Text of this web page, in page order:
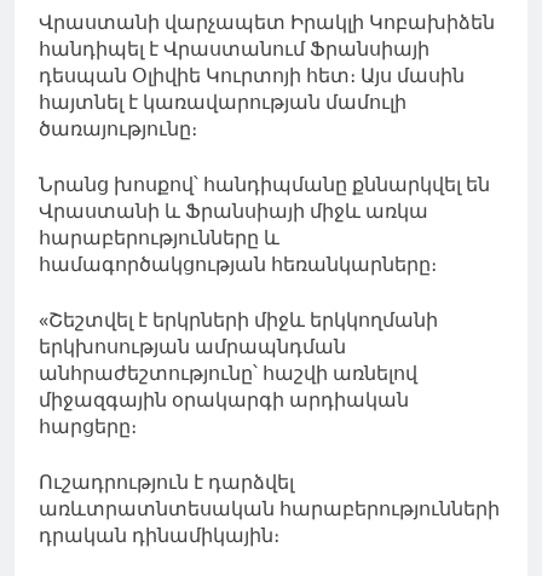
Վրաստանի վարչապետ Իրակլի Կոբախիձեն
հանդիպել է Վրաստանում Ֆրանսիայի
դեսպան Օլիվիե Կուրտոյի հետ։ Այս մասին
հայտնել է կառավարության մամուլի
ծառայությունը։
Նրանց խոսքով՝ հանդիպմանը քննարկվել են
Վրաստանի և Ֆրանսիայի միջև առկա
հարաբերությունները և
համագործակցության հեռանկարները։
«Շեշտվել է երկրների միջև երկկողմանի
երկխոսության ամրապնդման
անհրաժեշտությունը՝ հաշվի առնելով
միջազգային օրակարգի արդիական
հարցերը։
Ուշադրություն է դարձվել
առևտրատնտեսական հարաբերությունների
դրական դինամիկային։